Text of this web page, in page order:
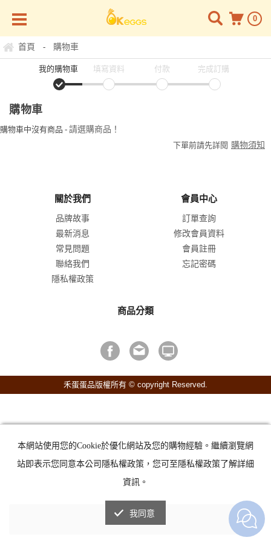
0
首頁 - 購物車
我的購物車 填寫資料 付款 完成訂購
購物車
購物車中沒有商品 - 請選購商品！
下單前請先詳閱 購物須知
關於我們
品牌故事
最新消息
常見問題
聯絡我們
隱私權政策
會員中心
訂單查詢
修改會員資料
會員註冊
忘記密碼
商品分類
禾蛋蛋品版權所有 © copyright Reserved.
本網站使用您的Cookie於優化網站及您的購物經驗。繼續瀏覽網
站即表示您同意本公司隱私權政策，您可至隱私權政策了解詳細
資訊。
我同意